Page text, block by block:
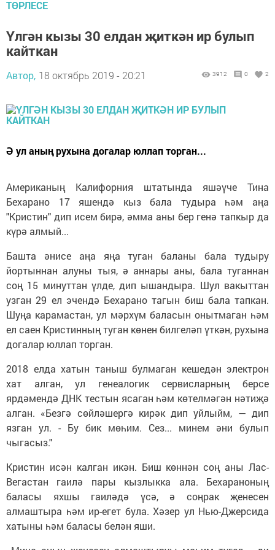
ТӨРЛЕСЕ
Үлгән кызы 30 елдан җиткән ир булып
кайткан
Автор, 18 октябрь 2019 - 20:21 3912 0 2
Ә ул аның рухына догалар юллап торган...
Американың Калифорния штатында яшәүче Тина
Бехарано 17 яшендә кыз бала тудыра һәм аңа
"Кристин" дип исем бирә, әмма аны бер генә тапкыр да
күрә алмый...
Башта әнисе аңа яңа туган баланы бала тудыру
йортыннан алуны тыя, ә аннары аны, бала туганнан
соң 15 минуттан үлде, дип ышандыра. Шул вакыттан
узган 29 ел эчендә Бехарано тагын биш бала тапкан.
Шуңа карамастан, ул мәрхүм баласын онытмаган һәм
ел саен Кристинның туган көнен билгеләп үткән, рухына
догалар юллап торган.
2018 елда хатын таныш булмаган кешедән электрон
хат алган, ул генеалогик сервисларның берсе
ярдәмендә ДНК тестын ясаган һәм көтелмәгән нәтиҗә
алган. «Безгә сөйләшергә кирәк дип уйлыйм, — дип
язган ул. - Бу бик мөһим. Сез... минем әни булып
чыгасыз."
Кристин исән калган икән. Биш көннән соң аны Лас-
Вегастан гаилә пары кызлыкка ала. Бехараноның
баласы яхшы гаиләдә үсә, ә соңрак җенесен
алмаштыра һәм ир-егет була. Хәзер ул Нью-Джерсида
хатыны һәм баласы белән яши.